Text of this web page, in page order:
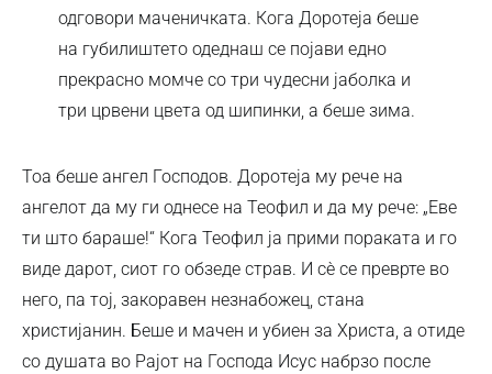
одговори маченичката. Кога Доротеја беше
на губилиштето одеднаш се појави едно
прекрасно момче со три чудесни јаболка и
три црвени цвета од шипинки, а беше зима.
Тоа беше ангел Господов. Доротеја му рече на
ангелот да му ги однесе на Теофил и да му рече: „Еве
ти што бараше!“ Кога Теофил ја прими пораката и го
виде дарот, сиот го обзеде страв. И сè се преврте во
него, па тој, закоравен незнабожец, стана
христијанин. Беше и мачен и убиен за Христа, а отиде
со душата во Рајот на Господа Исус набрзо после